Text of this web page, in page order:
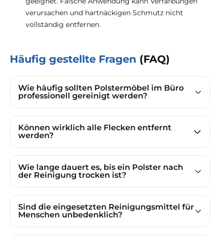
verursachen und hartnäckigen Schmutz nicht
vollständig entfernen.
Häufig gestellte Fragen (FAQ)
Wie häufig sollten Polstermöbel im Büro
professionell gereinigt werden?
Können wirklich alle Flecken entfernt
werden?
Wie lange dauert es, bis ein Polster nach
der Reinigung trocken ist?
Sind die eingesetzten Reinigungsmittel für
Menschen unbedenklich?